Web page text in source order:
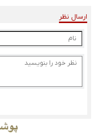
ارسال نظر